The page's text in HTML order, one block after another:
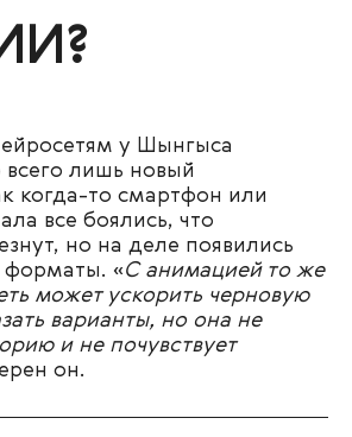
у Шынгыса
всего лишь новый
когда-то смартфон или
все боялись, что
но на деле появились
«С анимацией то же
может ускорить черновую
варианты, но она не
и не почувствует
он.